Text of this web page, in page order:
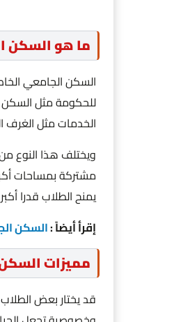
ما هو السكن
السكن الجامعي
للحكومة مثل
الخدمات مثل الغرف
ويختلف هذا النوع
مشتركة بمساحات
يمنح الطلاب قدرا
إقرأ أيضاً :السكن
مميزات
قد يختار بعض